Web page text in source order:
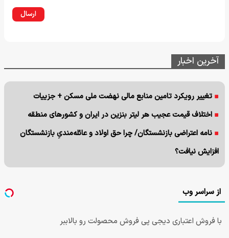
ارسال
آخرین اخبار
تغییر رویکرد تامین منابع مالی نهضت ملی مسکن + جزییات
اختلاف قیمت عجیب هر لیتر بنزین در ایران و کشورهای منطقه
نامه اعتراضی بازنشستگان/ چرا حق اولاد و عائله‌مندیِ بازنشستگان
افزایش نیافت؟
از سراسر وب
با فروش اعتباری دیجی پی فروش محصولت رو بالاببر